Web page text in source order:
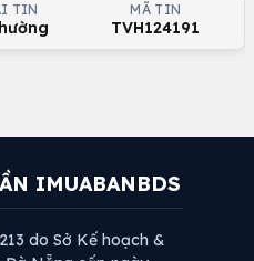
TIN MÃ TIN
TVH124191
IMUABANBDS
do Sở Kế hoạch &